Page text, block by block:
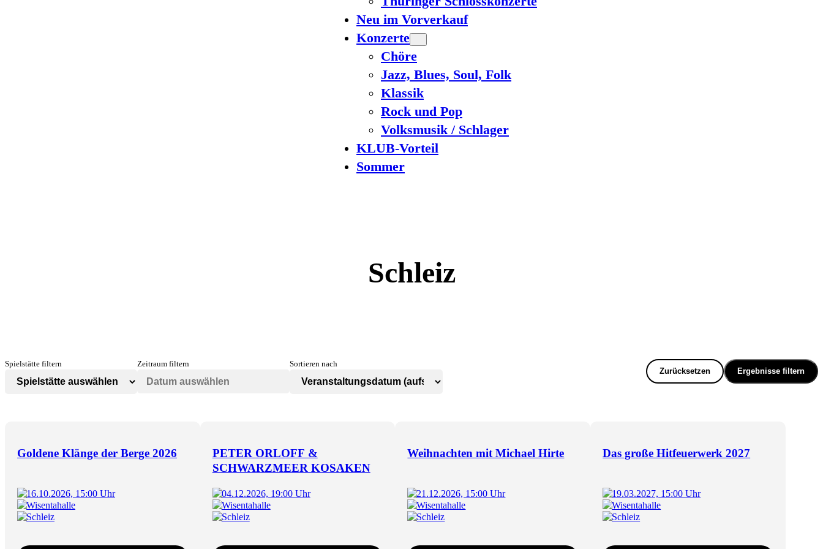
Neu im Vorverkauf
Konzerte
Chöre
Jazz, Blues, Soul, Folk
Klassik
Rock und Pop
Volksmusik / Schlager
KLUB-Vorteil
Sommer
Schleiz
Spielstätte filtern Zeitraum filtern Sortieren nach
Zurücksetzen Ergebnisse filtern
Goldene Klänge der Berge 2026
16.10.2026, 15:00 Uhr
Wisentahalle
Schleiz
PETER ORLOFF &
SCHWARZMEER KOSAKEN
04.12.2026, 19:00 Uhr
Wisentahalle
Schleiz
Weihnachten mit Michael Hirte
21.12.2026, 15:00 Uhr
Wisentahalle
Schleiz
Das große Hitfeuerwerk 2027
19.03.2027, 15:00 Uhr
Wisentahalle
Schleiz